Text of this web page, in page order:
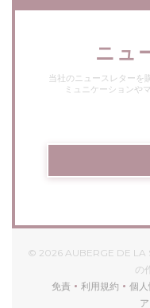
ニュ
当社のニュースレターを
ミュニケーションや
© 2026 AUBERGE DE LA
の
免責
((新しいウィンドウ
利用規約
((新しい
個